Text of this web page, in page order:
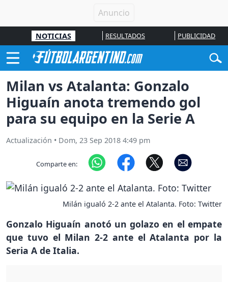
NOTICIAS RESULTADOS PUBLICIDAD
Milan vs Atalanta: Gonzalo
Higuaín anota tremendo gol
para su equipo en la Serie A
Actualización • Dom, 23 Sep 2018 4:49 pm
Comparte en:
Milán igualó 2-2 ante el Atalanta. Foto: Twitter
Gonzalo Higuaín anotó un golazo en el empate
que tuvo el Milan 2-2 ante el Atalanta por la
Seria A de Italia.